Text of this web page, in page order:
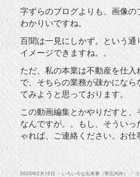
字ずらのブログよりも、画像
わかりいですね。
百聞は一見にしかず。という
イメージできますね。。
ただ、私の本業は不動産を仕
で、そちらの業務が疎かにな
てみようと思っております。
この動画編集とかやりだすと
なんですが。。もし、そうい
ゃれば、ご連絡ください。お仕
投
2025年2月15日
カ
いろいろな出来事（帯広内外）
動